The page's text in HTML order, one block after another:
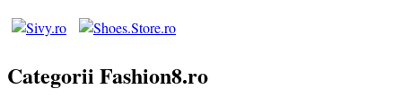
Categorii Fashion8.ro